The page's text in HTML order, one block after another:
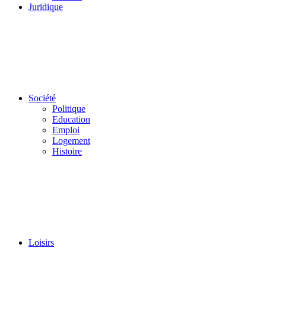
Juridique
Société
Politique
Education
Emploi
Logement
Histoire
Loisirs